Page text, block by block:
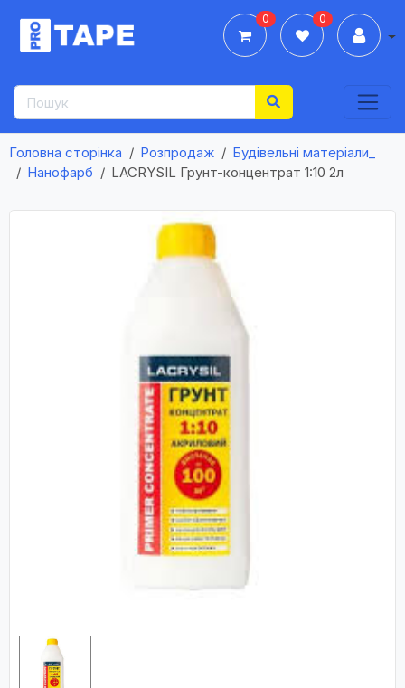
0 0
Головна сторінка Розпродаж
Будівельні матеріали_
Нанофарб
LACRYSIL Грунт-концентрат 1:10 2л